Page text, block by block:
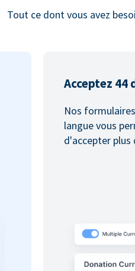
Tout ce dont vous avez
Acceptez 44
Nos
langue vous
d'accepter plus